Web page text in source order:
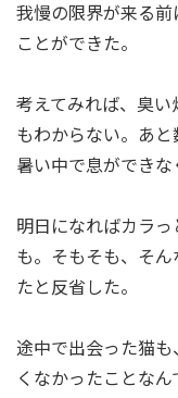
我慢の限界が来る
ことができた。
考えてみれば、臭い
もわからない。あと
暑い中で息ができな
明日になればカラ
も。そもそも、そ
たと反省した。
途中で出会った猫
くなかったことな